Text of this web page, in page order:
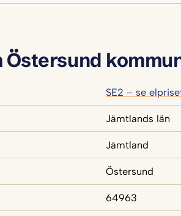
Östersund
SE2 – se
Jämtlands län
Jämtland
Östersund
64963